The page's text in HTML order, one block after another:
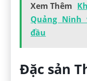
Xem Thêm
Quảng Ninh
đầu
Đặc sản